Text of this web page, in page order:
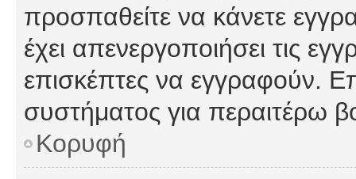
προσπαθείτε να κάνετε
έχει απενεργοποιήσει τις
επισκέπτες να εγγραφούν.
συστήματος για περαιτέρω
Κορυφή